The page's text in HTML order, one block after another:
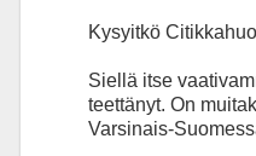
Kysyitkö
Siellä itse
teettänyt. On
Varsinais-